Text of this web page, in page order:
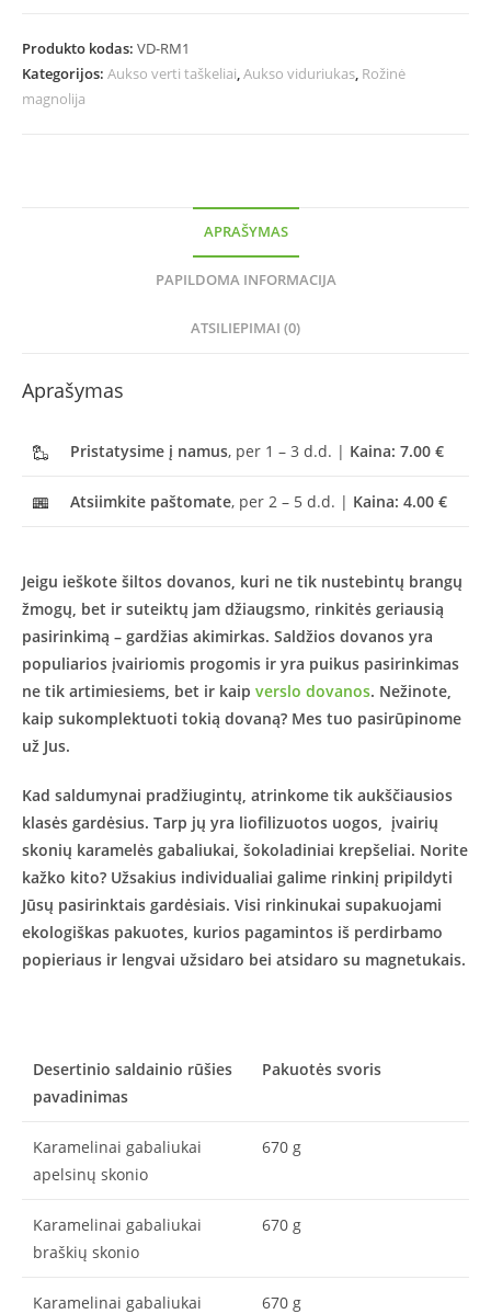
Produkto kodas: VD-RM1
Kategorijos: Aukso verti taškeliai,Aukso viduriukas, Rožinė
magnolija
APRAŠYMAS
PAPILDOMA INFORMACIJA
ATSILIEPIMAI (0)
Aprašymas
Pristatysime į namus, per 1 – 3 d.d. | Kaina: 7.00 €
Atsiimkite paštomate, per 2 – 5 d.d. | Kaina: 4.00 €
Jeigu ieškote šiltos dovanos, kuri ne tik nustebintų brangų
žmogų, bet ir suteiktų jam džiaugsmo, rinkitės geriausią
pasirinkimą – gardžias akimirkas. Saldžios dovanos yra
populiarios įvairiomis progomis ir yra puikus pasirinkimas
ne tik artimiesiems, bet ir kaip verslo dovanos. Nežinote,
kaip sukomplektuoti tokią dovaną? Mes tuo pasirūpinome
už Jus.
Kad saldumynai pradžiugintų, atrinkome tik aukščiausios
klasės gardėsius. Tarp jų yra liofilizuotos uogos, įvairių
skonių karamelės gabaliukai, šokoladiniai krepšeliai. Norite
kažko kito? Užsakius individualiai galime rinkinį pripildyti
Jūsų pasirinktais gardėsiais. Visi rinkinukai supakuojami
ekologiškas pakuotes, kurios pagamintos iš perdirbamo
popieriaus ir lengvai užsidaro bei atsidaro su magnetukais.
Desertinio saldainio rūšies
pavadinimas
Pakuotės svoris
Karamelinai gabaliukai
apelsinų skonio
670 g
Karamelinai gabaliukai
braškių skonio
670 g
Karamelinai gabaliukai
670 g